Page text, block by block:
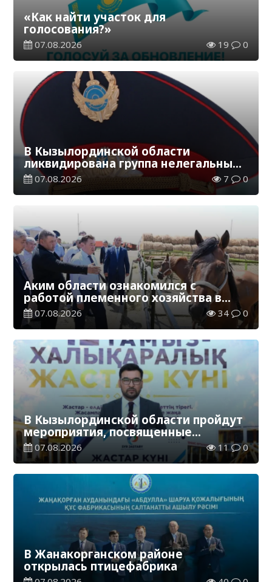
«Как найти участок для
голосования?»
07.08.2026 19 0
В Кызылординской области
ликвидирована группа нелегальных
добытчиков золота
07.08.2026 7 0
Аким области ознакомился с
работой племенного хозяйства в
Жанакорганском районе
07.08.2026 34 0
В Кызылординской области пройдут
мероприятия, посвященные
Международному дню молодежи
07.08.2026 11 0
В Жанакорганском районе
открылась птицефабрика